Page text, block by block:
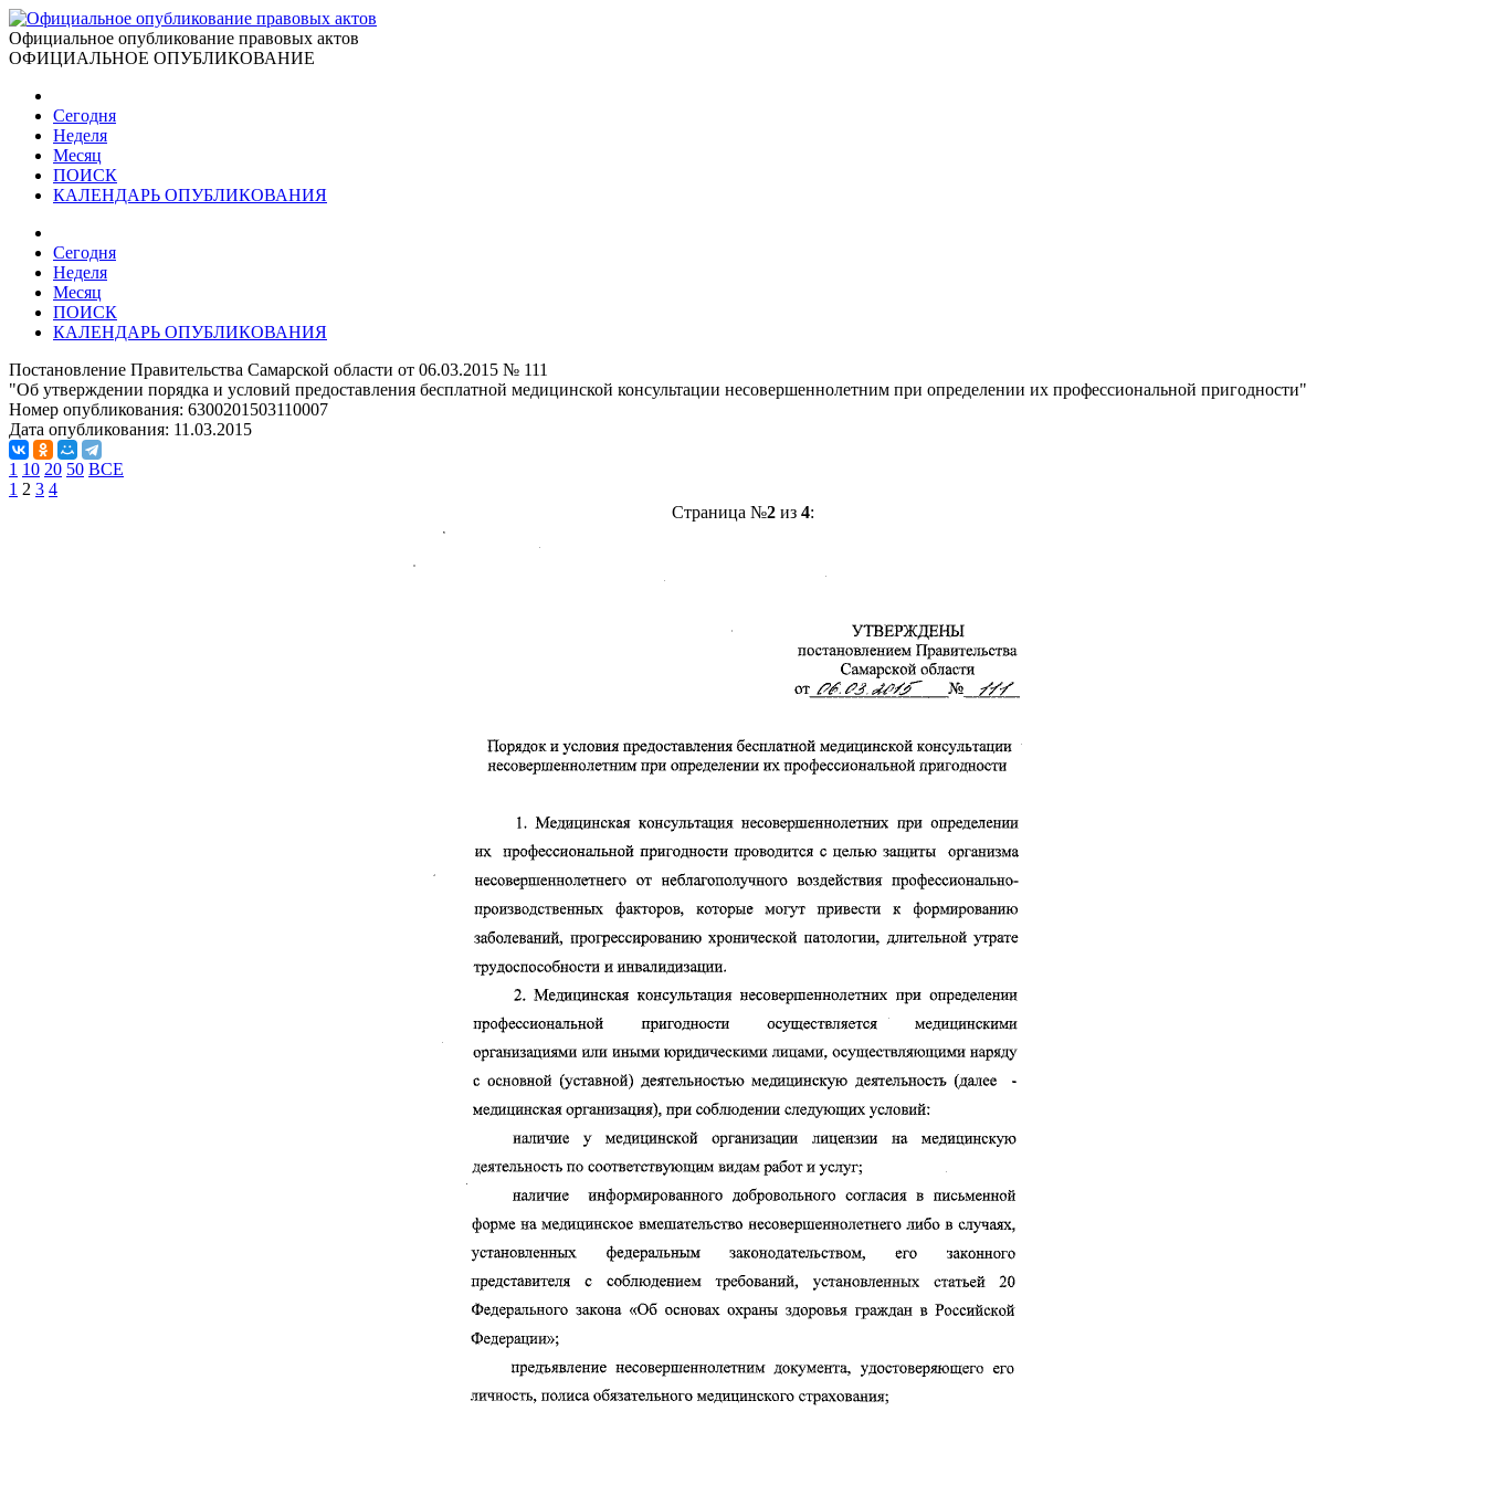
Официальное опубликование правовых актов
ОФИЦИАЛЬНОЕ ОПУБЛИКОВАНИЕ
Сегодня
Неделя
Месяц
ПОИСК
КАЛЕНДАРЬ ОПУБЛИКОВАНИЯ
Сегодня
Неделя
Месяц
ПОИСК
КАЛЕНДАРЬ ОПУБЛИКОВАНИЯ
Постановление Правительства Самарской области от 06.03.2015 № 111
"Об утверждении порядка и условий предоставления бесплатной медицинской консультации несовершеннолетним при определении их профессиональной пригодности"
Номер опубликования: 6300201503110007
Дата опубликования: 11.03.2015
1 10 20 50 ВСЕ
1 2 3 4
Страница №2из 4: